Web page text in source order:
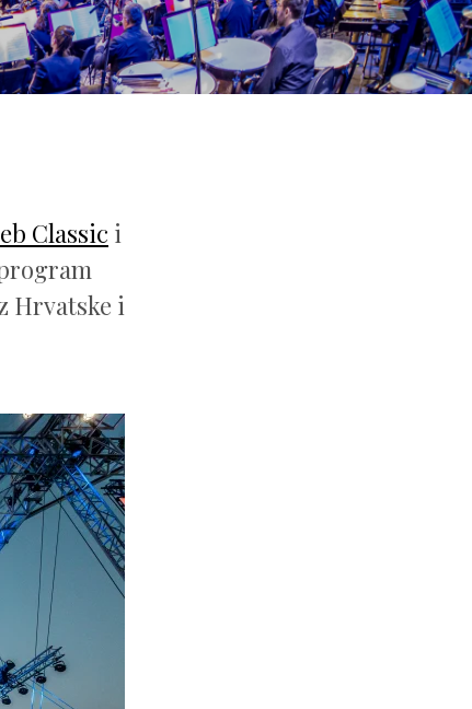
Classic i
Hrvatske i